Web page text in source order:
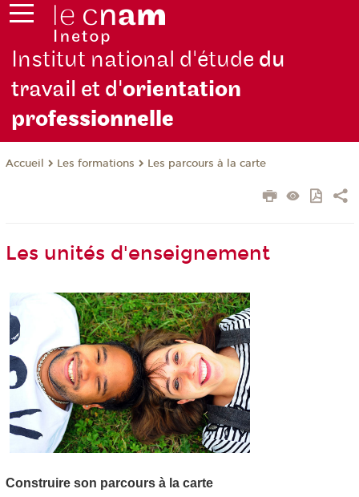
Institut national d'étude du
travail et d'orientation
professionnelle
Accueil Les formations Les parcours à la carte
Les unités d'enseignement
Construire son parcours à la carte